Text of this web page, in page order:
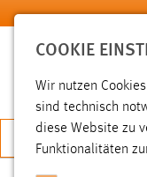
Zum Hauptinhalt
COOKIE
Wir nutzen
sind technisch
diese Website zu
Funktionalitäten